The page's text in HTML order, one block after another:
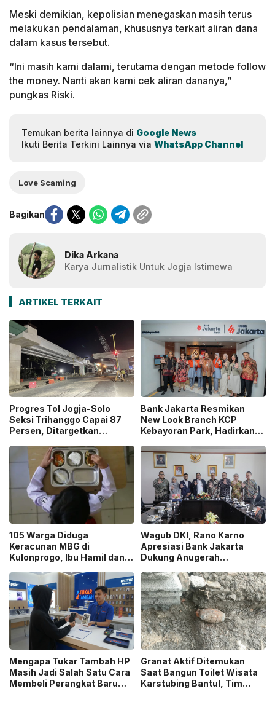
Meski demikian, kepolisian menegaskan masih terus
melakukan pendalaman, khususnya terkait aliran dana
dalam kasus tersebut.
“Ini masih kami dalami, terutama dengan metode follow
the money. Nanti akan kami cek aliran dananya,”
pungkas Riski.
Temukan berita lainnya di Google News
Ikuti Berita Terkini Lainnya via WhatsApp Channel
Love Scaming
Bagikan
Dika Arkana
Karya Jurnalistik Untuk Jogja Istimewa
ARTIKEL TERKAIT
Progres Tol Jogja-Solo
Seksi Trihanggo Capai 87
Persen, Ditargetkan
Bawen Agustus 2026
Bank Jakarta Resmikan
New Look Branch KCP
Kebayoran Park, Hadirkan
Modern
105 Warga Diduga
Keracunan MBG di
Kulonprogo, Ibu Hamil dan
Terdampak
Wagub DKI, Rano Karno
Apresiasi Bank Jakarta
Dukung Anugerah
Dorong Karya Berkualitas
Sambut 5 Abad Jakarta
Mengapa Tukar Tambah HP
Masih Jadi Salah Satu Cara
Membeli Perangkat Baru
Granat Aktif Ditemukan
Saat Bangun Toilet Wisata
Karstubing Bantul, Tim